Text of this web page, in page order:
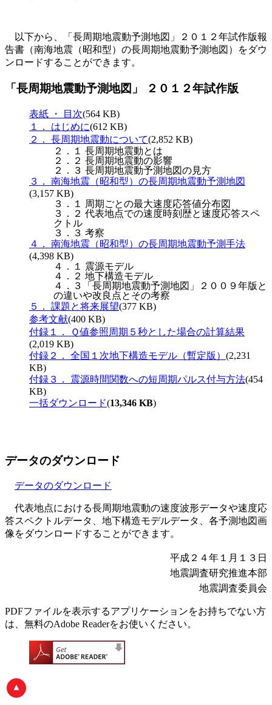
以下から、「長周期地震動予測地図」２０１２年試作版報
告書（南海地震（昭和型）の長周期地震動予測地図）をダウ
ンロードすることができます。
「長周期地震動予測地図」 ２０１２年試作版
表紙 ・ 目次(564 KB)
１． はじめに(612 KB)
２． 長周期地震動について(2,852 KB)
２．１ 長周期地震動とは
２．２ 長周期地震動の影響
２．３ 長周期地震動予測地図の見方
３． 南海地震（昭和型）の長周期地震動予測地図
(3,157 KB)
３．１ 周期ごとの最大速度応答値分布図
３．２ 代表地点での速度時刻歴と速度応答スペ
クトル
３．３ 考察
４． 南海地震（昭和型）の長周期地震動予測手法
(4,398 KB)
４．１ 震源モデル
４．２ 地下構造モデル
４．３「長周期地震動予測地図」２００９年版と
の違いや改良点とその考察
５． 課題と将来展望(377 KB)
参考文献(400 KB)
付録１． Ｑ値参照周期５秒とした場合の計算結果
(2,019 KB)
付録２． 全国１次地下構造モデル（暫定版） (2,231
KB)
付録３． 震源時間関数への短周期パルス付与方法(454
KB)
一括ダウンロード(13,346 KB)
データのダウンロード
データのダウンロード
代表地点における長周期地震動の速度波形データや速度応
答スペクトルデータ、地下構造モデルデータ、各予測地図画
像をダウンロードすることができます。
平成２４年１月１３日
地震調査研究推進本部
地震調査委員会
PDFファイルを表示するアプリケーションをお持ちでない方
は、無料のAdobe Readerをお使いください。